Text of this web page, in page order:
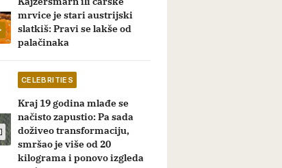
mrvice je stari austrijski
slatkiš: Pravi se lakše od
palačinaka
CELEBRITIES
Kraj 19 godina mlađe se
načisto zapustio: Pa sada
doživeo transformaciju,
smršao je više od 20
kilograma i ponovo izgleda